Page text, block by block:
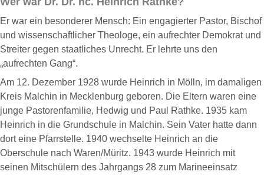
Er war ein besonderer Mensch: Ein engagierter Pastor, Bischof
und wissenschaftlicher Theologe, ein aufrechter Demokrat und
Streiter gegen staatliches Unrecht. Er lehrte uns den
„aufrechten Gang“.
Am 12. Dezember 1928 wurde Heinrich in Mölln, im damaligen
Kreis Malchin in Mecklenburg geboren. Die Eltern waren eine
junge Pastorenfamilie, Hedwig und Paul Rathke. 1935 kam
Heinrich in die Grundschule in Malchin. Sein Vater hatte dann
dort eine Pfarrstelle. 1940 wechselte Heinrich an die
Oberschule nach Waren/Müritz. 1943 wurde Heinrich mit
seinen Mitschülern des Jahrgangs 28 zum Marineeinsatz